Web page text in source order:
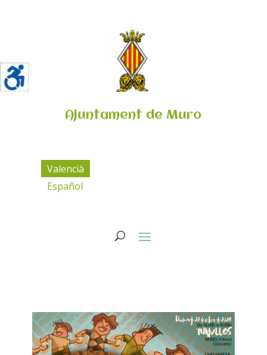
Ajuntament de Muro
Valencià
Español